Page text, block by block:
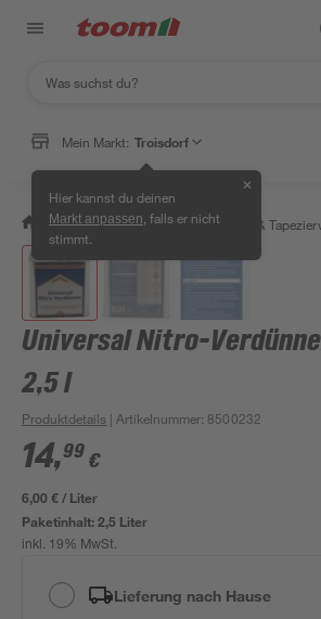
Mein Markt: Troisdorf
Hier kannst du deinen
Markt anpassen , falls er nicht
stimmt.
✕
/ Wohnen & Haushalt / Tapeten &
Universal Nitro-
2,5 l
Produktdetails | Artikelnummer: 8500232
14,99 €
6,00 € / Liter
Paketinhalt:2,5 Liter
inkl. 19% MwSt.
Lieferung nach Hause